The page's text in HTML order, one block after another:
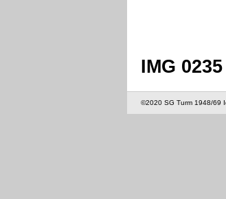
IMG 0235
©2020 SG Turm 1948/69